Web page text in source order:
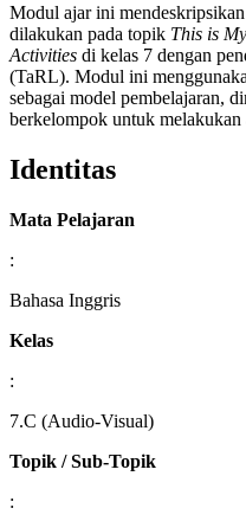
Modul ajar ini
dilakukan pada topik This is
Activities di kelas 7 dengan
(TaRL). Modul ini
sebagai model pembelajaran,
berkelompok untuk melakukan
Identitas
Mata Pelajaran
:
Bahasa Inggris
Kelas
:
7.C (Audio-Visual)
Topik / Sub-Topik
: